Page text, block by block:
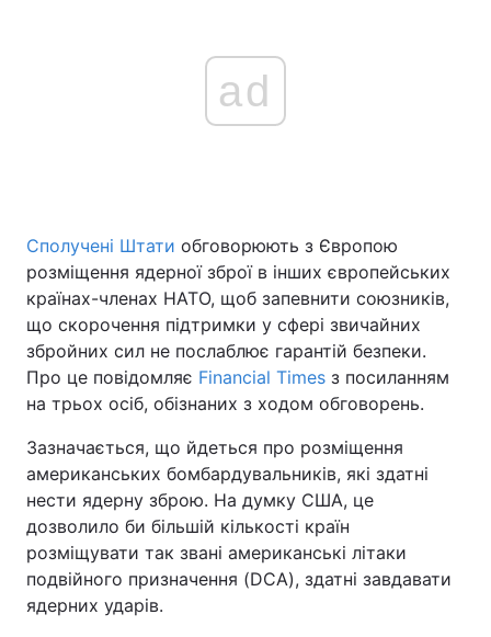
ad
Сполучені Штати обговорюють з Європою
розміщення ядерної зброї в інших європейських
країнах-членах НАТО, щоб запевнити союзників,
що скорочення підтримки у сфері звичайних
збройних сил не послаблює гарантій безпеки.
Про це повідомляє Financial Times з посиланням
на трьох осіб, обізнаних з ходом обговорень.
Зазначається, що йдеться про розміщення
американських бомбардувальників, які здатні
нести ядерну зброю. На думку США, це
дозволило би більшій кількості країн
розміщувати так звані американські літаки
подвійного призначення (DCA), здатні завдавати
ядерних ударів.